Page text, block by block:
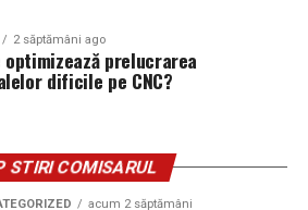
2 săptămâni ago
optimizează prelucrarea
dificile pe CNC?
STIRI COMISARUL
acum 2 săptămâni